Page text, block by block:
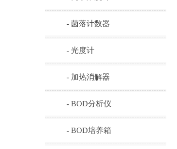
- 菌落计数器
- 光度计
- 加热消解器
- BOD分析仪
- BOD培养箱